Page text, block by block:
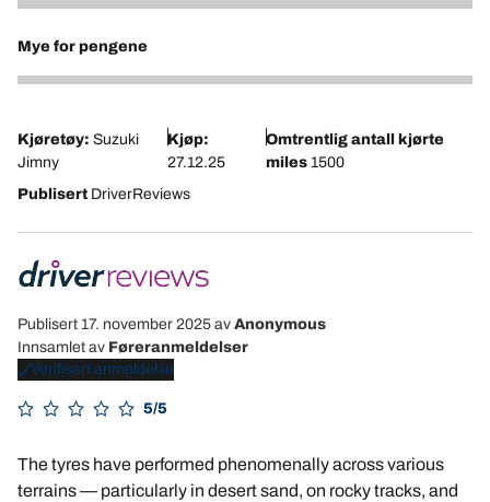
4
Mye for pengene
4
Kjøretøy: Suzuki
Jimny
Kjøp:
27.12.25
Omtrentlig antall kjørte
miles 1500
Publisert DriverReviews
Publisert 17. november 2025 av Anonymous
Innsamlet av Føreranmeldelser
Verifisert anmeldelse
5/5
The tyres have performed phenomenally across various
terrains — particularly in desert sand, on rocky tracks, and